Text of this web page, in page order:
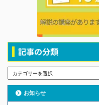
記事の分類
お知らせ